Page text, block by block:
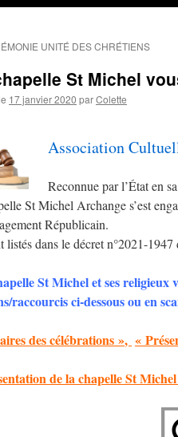
UNITÉ DES CHRÉTIENS
St Michel
17 janvier 2020 parColette
Association
Reconnue par l’État en
St Michel Archange s’est
Républicain.
listés dans le décret n°2021-
St Michel et ses religieux
raccourcis ci-dessous ou en
des célébrations », «
de la chapelle St